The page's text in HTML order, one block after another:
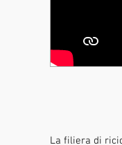
La filiera di